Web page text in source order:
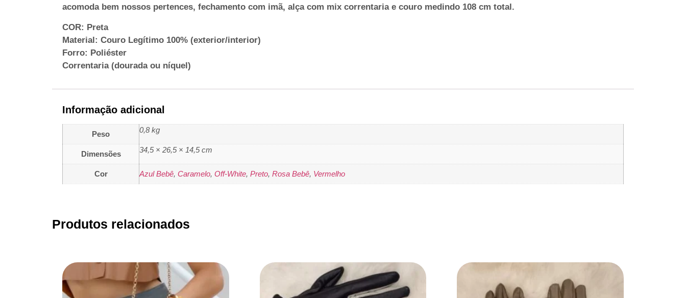
acomoda bem nossos pertences, fechamento com imã, alça com mix correntaria e couro medindo 108 cm total.
COR: Preta
Material: Couro Legítimo 100% (exterior/interior)
Forro: Poliéster
Correntaria (dourada ou níquel)
Informação adicional
Peso 0,8 kg
Dimensões 34,5 × 26,5 × 14,5 cm
Cor Azul Bebê, Caramelo, Off-White, Preto, Rosa Bebê, Vermelho
Produtos relacionados